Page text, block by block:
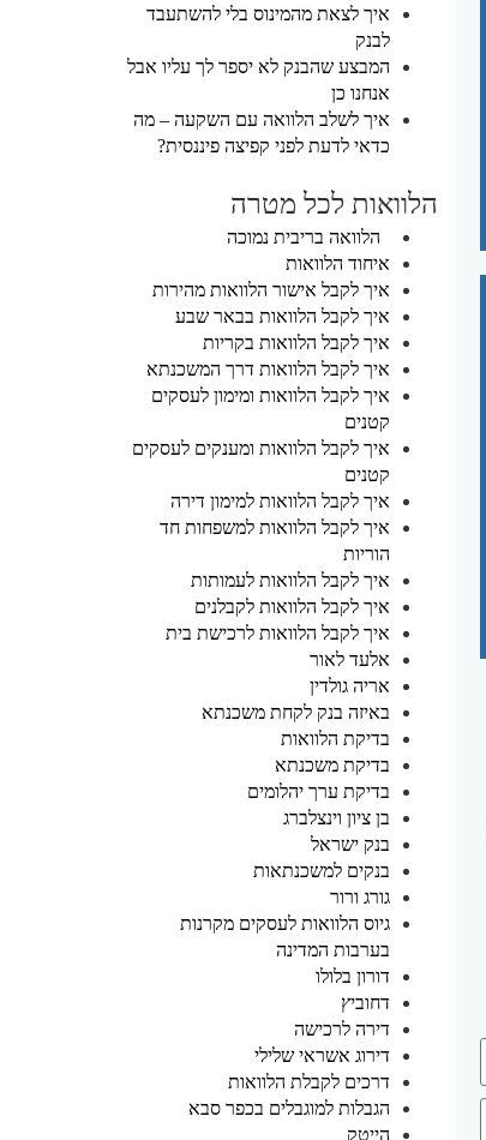
איך לצאת מהמינוס בלי להשתעבד
לבנק
המבצע שהבנק לא יספר לך עליו אבל
אנחנו כן
איך לשלב הלוואה עם השקעה – מה
כדאי לדעת לפני קפיצה פיננסית?
הלוואות לכל מטרה
הלוואה בריבית נמוכה
איחוד הלוואות
איך לקבל אישור הלוואות מהירות
איך לקבל הלוואות בבאר שבע
איך לקבל הלוואות בקריות
איך לקבל הלוואות דרך המשכנתא
איך לקבל הלוואות ומימון לעסקים
קטנים
איך לקבל הלוואות ומענקים לעסקים
קטנים
איך לקבל הלוואות למימון דירה
איך לקבל הלוואות למשפחות חד
הוריות
איך לקבל הלוואות לעמותות
איך לקבל הלוואות לקבלנים
איך לקבל הלוואות לרכישת בית
אלעד לאור
אריה גולדין
באיזה בנק לקחת משכנתא
בדיקת הלוואות
בדיקת משכנתא
בדיקת ערך יהלומים
בן ציון וינצלברג
בנק ישראל
בנקים למשכנתאות
גורג ורור
גיוס הלוואות לעסקים מקרנות
בערבות המדינה
דורון בלולו
דחוביץ
דירה לרכישה
דירוג אשראי שלילי
דרכים לקבלת הלוואות
הגבלות למוגבלים בכפר סבא
הייטק